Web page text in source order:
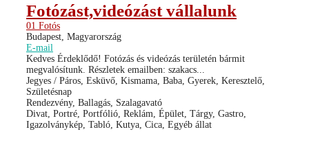
Fotózást,videózást vállalunk
01 Fotós
Budapest, Magyarország
E-mail
Kedves Érdeklődő! Fotózás és videózás területén bármit
megvalósítunk. Részletek emailben: szakacs...
Jegyes / Páros, Esküvő, Kismama, Baba, Gyerek, Keresztelő,
Születésnap
Rendezvény, Ballagás, Szalagavató
Divat, Portré, Portfólió, Reklám, Épület, Tárgy, Gastro,
Igazolványkép, Tabló, Kutya, Cica, Egyéb állat